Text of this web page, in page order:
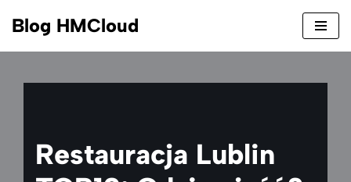
treści
Blog HMCloud
Restauracja Lublin